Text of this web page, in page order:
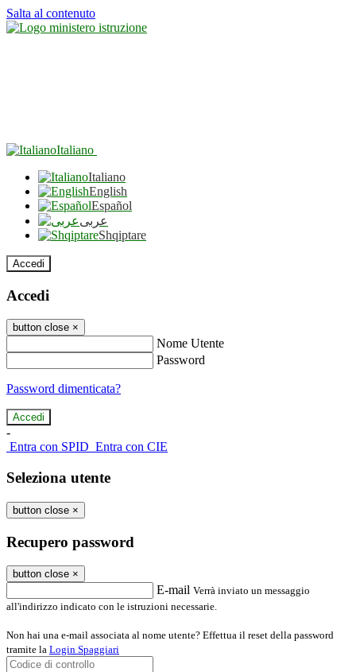
Salta al contenuto
Italiano
Italiano
English
Español
عربى
Shqiptare
Accedi
Accedi
button close ×
Nome Utente
Password
Password dimenticata?
-
Entra con SPID Entra con CIE
Seleziona utente
button close ×
Recupero password
button close ×
E-mail Verrà inviato un messaggio
all'indirizzo indicato con le istruzioni necessarie.
Non hai una e-mail associata al nome utente? Effettua il reset della password
tramite la Login Spaggiari